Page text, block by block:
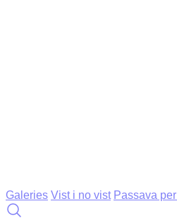
Galeries Vist i no vist Passava